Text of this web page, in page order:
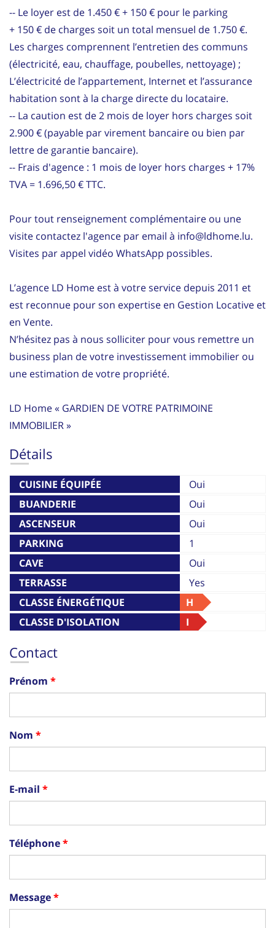
-- Le loyer est de 1.450 € + 150 € pour le parking
+ 150 € de charges soit un total mensuel de 1.750 €.
Les charges comprennent l’entretien des communs
(électricité, eau, chauffage, poubelles, nettoyage) ;
L’électricité de l’appartement, Internet et l’assurance
habitation sont à la charge directe du locataire.
-- La caution est de 2 mois de loyer hors charges soit
2.900 € (payable par virement bancaire ou bien par
lettre de garantie bancaire).
-- Frais d'agence : 1 mois de loyer hors charges + 17%
TVA = 1.696,50 € TTC.
Pour tout renseignement complémentaire ou une
visite contactez l'agence par email à info@ldhome.lu.
Visites par appel vidéo WhatsApp possibles.
L’agence LD Home est à votre service depuis 2011 et
est reconnue pour son expertise en Gestion Locative et
en Vente.
N’hésitez pas à nous solliciter pour vous remettre un
business plan de votre investissement immobilier ou
une estimation de votre propriété.
LD Home « GARDIEN DE VOTRE PATRIMOINE
IMMOBILIER »
Détails
CUISINE ÉQUIPÉE
Oui
BUANDERIE
Oui
ASCENSEUR
Oui
PARKING
1
CAVE
Oui
TERRASSE
Yes
CLASSE ÉNERGÉTIQUE
H
CLASSE D'ISOLATION
I
Contact
Prénom
Nom
E-mail
Téléphone
Message